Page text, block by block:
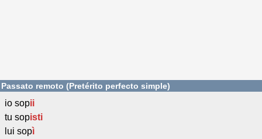
Passato remoto (Pretérito perfecto simple)
io sopii
tu sopisti
lui sopì